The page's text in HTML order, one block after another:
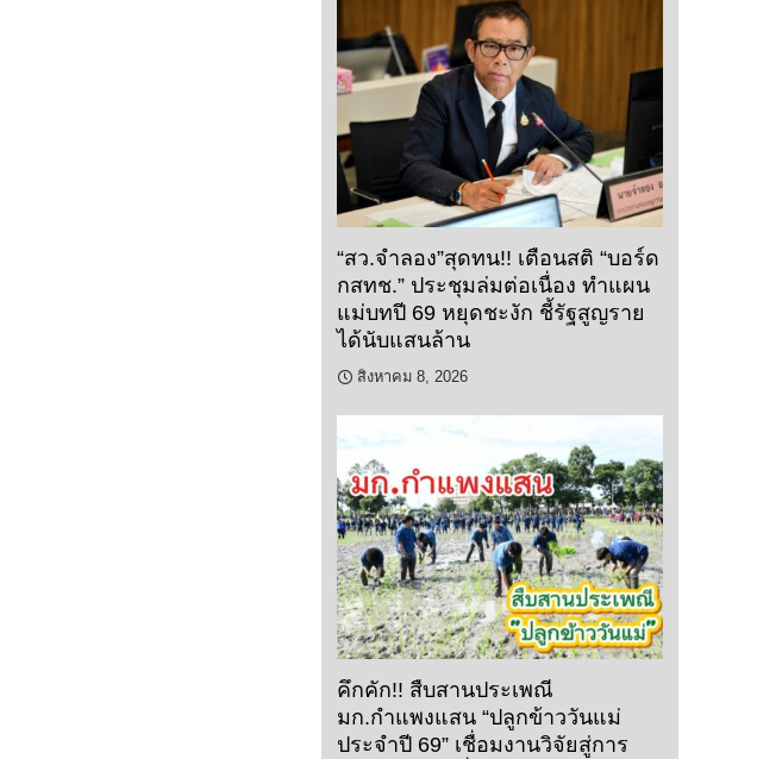
“สว.จำลอง”สุดทน!! เตือนสติ “บอร์ด
กสทช.” ประชุมล่มต่อเนื่อง ทำแผน
แม่บทปี 69 หยุดชะงัก ชี้รัฐสูญราย
ได้นับแสนล้าน
สิงหาคม 8, 2026
คึกคัก!! สืบสานประเพณี
มก.กำแพงแสน “ปลูกข้าววันแม่
ประจำปี 69” เชื่อมงานวิจัยสู่การ